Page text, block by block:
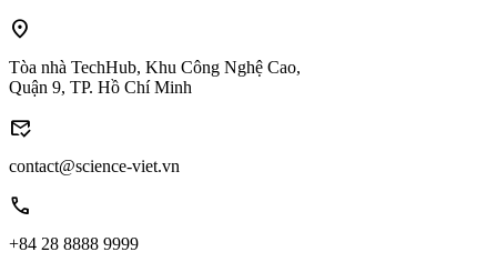
location_on
Tòa nhà TechHub, Khu Công Nghệ Cao,
Quận 9, TP. Hồ Chí Minh
mark_email_read
contact@science-viet.vn
call
+84 28 8888 9999